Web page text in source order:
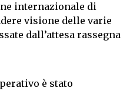
internazionale di
visione delle varie
dall’attesa rassegna
è stato